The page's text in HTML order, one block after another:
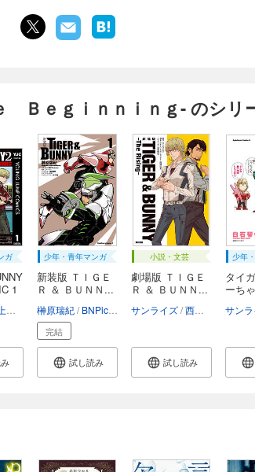
Ｂｅｇｉｎｎｉｎｇ- のシリ
兒玉宣勝
ガ
1
上田宏 BN Pictures 西田征史 桂正和
少年・青年マンガ
新装版 ＴＩＧＥ
Ｒ ＆ ＢＵＮＮ...
榊原瑞紀 BNPictures 西田征史 桂正和
完結
試し読み
小説・文芸
劇場版 ＴＩＧＥ
Ｒ ＆ ＢＵＮＮ...
サンライズ 西田征史 高橋
試し読み
少年
タイ
ーち
サン